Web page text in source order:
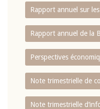
Rapport annuel sur
Rapport annuel de la
Perspectives
Note trimestrielle de
Note trimestrielle